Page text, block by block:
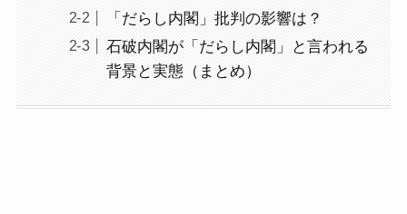
「だらし内閣」批判の影響は？
石破内閣が「だらし内閣」と言われる
背景と実態（まとめ）